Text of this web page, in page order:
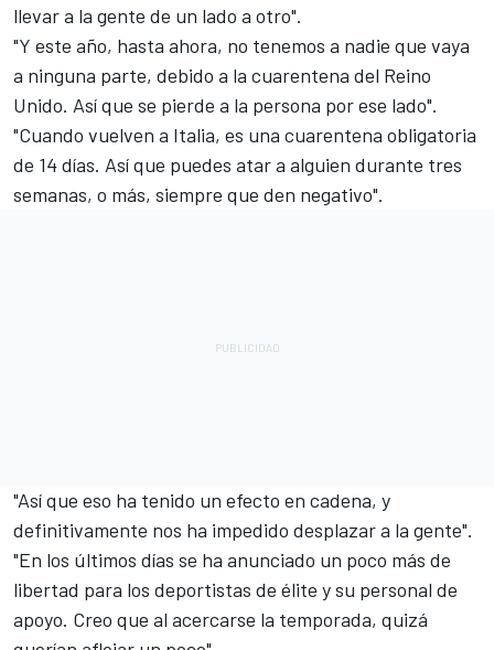
llevar a la gente de un lado a otro".
"Y este año, hasta ahora, no tenemos a nadie que vaya
a ninguna parte, debido a la cuarentena del Reino
Unido. Así que se pierde a la persona por ese lado".
"Cuando vuelven a Italia, es una cuarentena obligatoria
de 14 días. Así que puedes atar a alguien durante tres
semanas, o más, siempre que den negativo".
"Así que eso ha tenido un efecto en cadena, y
definitivamente nos ha impedido desplazar a la gente".
"En los últimos días se ha anunciado un poco más de
libertad para los deportistas de élite y su personal de
apoyo. Creo que al acercarse la temporada, quizá